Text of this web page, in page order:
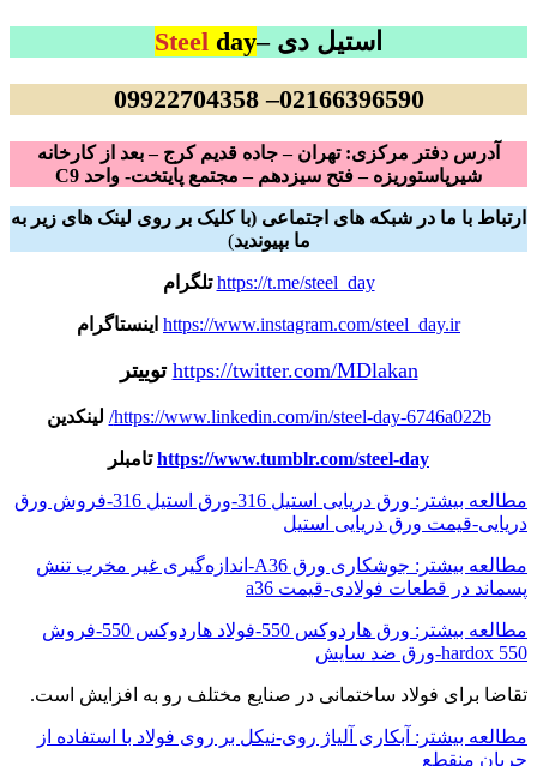
استیل دی – Steel day
02166396590– 09922704358
آدرس دفتر مرکزی: تهران – جاده قدیم کرج – بعد از کارخانه
شیرپاستوریزه – فتح سیزدهم – مجتمع پایتخت- واحد C9
ارتباط با ما در شبکه های اجتماعی (با کلیک بر روی لینک های زیر به
ما بپیوندید)
https://t.me/steel_day تلگرام
https://www.instagram.com/steel_day.ir اینستاگرام
https://twitter.com/MDlakan توییتر
https://www.linkedin.com/in/steel-day-6746a022b/ لینکدین
https://www.tumblr.com/steel-dayتامبلر
مطالعه بیشتر: ورق دریایی استیل 316-ورق استیل 316-فروش ورق
دریایی-قیمت ورق دریایی استیل
مطالعه بیشتر: جوشکاری ورق A36-اندازه‌گیری غیر مخرب تنش
پسماند در قطعات فولادی-قیمت a36
مطالعه بیشتر: ورق هاردوکس 550-فولاد هاردوکس 550-فروش
hardox 550-ورق ضد سایش
تقاضا برای فولاد ساختمانی در صنایع مختلف رو به افزایش است.
مطالعه بیشتر: آبکاری آلیاژ روی-نیکل بر روی فولاد با استفاده از
جریان منقطع